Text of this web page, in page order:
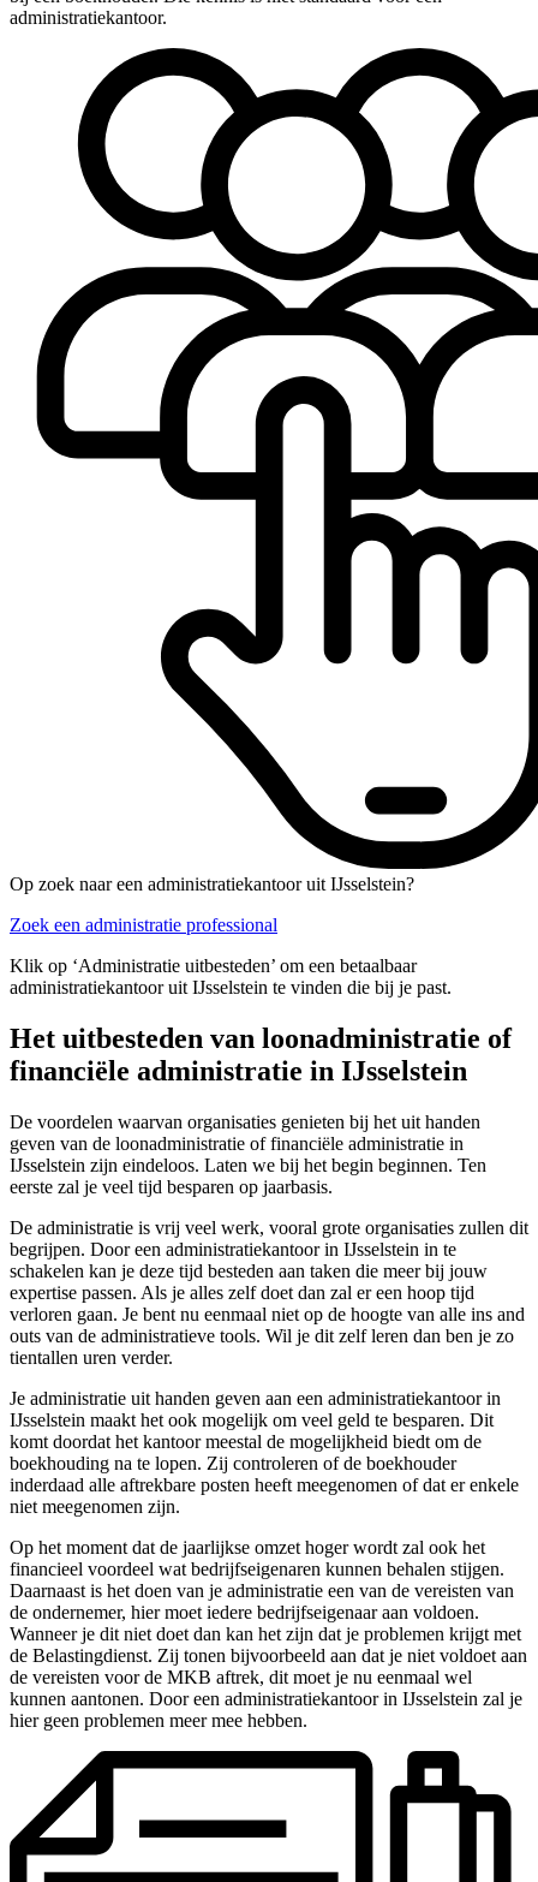
administratiekantoor.
Op zoek naar een administratiekantoor uit IJsselstein?
Zoek een administratie professional
Klik op ‘Administratie uitbesteden’ om een betaalbaar
administratiekantoor uit IJsselstein te vinden die bij je past.
Het uitbesteden van loonadministratie of
financiële administratie in IJsselstein
De voordelen waarvan organisaties genieten bij het uit handen
geven van de loonadministratie of financiële administratie in
IJsselstein zijn eindeloos. Laten we bij het begin beginnen. Ten
eerste zal je veel tijd besparen op jaarbasis.
De administratie is vrij veel werk, vooral grote organisaties zullen dit
begrijpen. Door een administratiekantoor in IJsselstein in te
schakelen kan je deze tijd besteden aan taken die meer bij jouw
expertise passen. Als je alles zelf doet dan zal er een hoop tijd
verloren gaan. Je bent nu eenmaal niet op de hoogte van alle ins and
outs van de administratieve tools. Wil je dit zelf leren dan ben je zo
tientallen uren verder.
Je administratie uit handen geven aan een administratiekantoor in
IJsselstein maakt het ook mogelijk om veel geld te besparen. Dit
komt doordat het kantoor meestal de mogelijkheid biedt om de
boekhouding na te lopen. Zij controleren of de boekhouder
inderdaad alle aftrekbare posten heeft meegenomen of dat er enkele
niet meegenomen zijn.
Op het moment dat de jaarlijkse omzet hoger wordt zal ook het
financieel voordeel wat bedrijfseigenaren kunnen behalen stijgen.
Daarnaast is het doen van je administratie een van de vereisten van
de ondernemer, hier moet iedere bedrijfseigenaar aan voldoen.
Wanneer je dit niet doet dan kan het zijn dat je problemen krijgt met
de Belastingdienst. Zij tonen bijvoorbeeld aan dat je niet voldoet aan
de vereisten voor de MKB aftrek, dit moet je nu eenmaal wel
kunnen aantonen. Door een administratiekantoor in IJsselstein zal je
hier geen problemen meer mee hebben.